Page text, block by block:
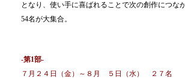
となり、使い手に喜ばれることで次の創作につな
54名が大集合。
-第1部-
７月２４日（金）～８月 ５日（水） ２７名